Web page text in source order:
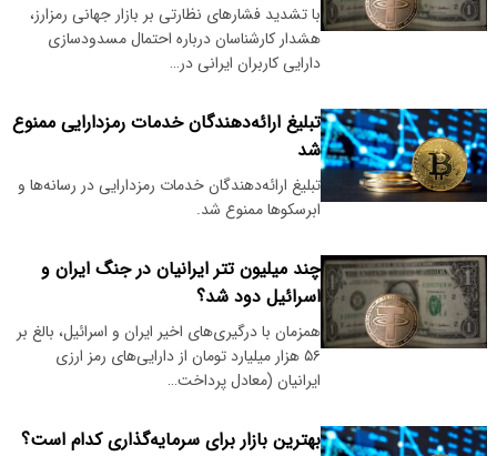
با تشدید فشارهای نظارتی بر بازار جهانی رمزارز،
هشدار کارشناسان درباره احتمال مسدودسازی
دارایی کاربران ایرانی در…
تبلیغ ارائه‌دهندگان خدمات رمزدارایی ممنوع
شد
تبلیغ ارائه‌دهندگان خدمات رمزدارایی در رسانه‌ها و
ابرسکوها ممنوع شد.
چند میلیون تتر ایرانیان در جنگ ایران و
اسرائیل دود شد؟
همزمان با درگیری‌های اخیر ایران و اسرائیل، بالغ بر
۵۶ هزار میلیارد تومان از دارایی‌های رمز ارزی
ایرانیان (معادل پرداخت…
بهترین بازار برای سرمایه‌گذاری کدام است؟